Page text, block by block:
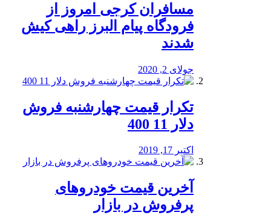
مسافران کرجی امروز از
فرودگاه پیام البرز راهی کیش
شدند
جولای 2, 2020
تکرار قیمت چهارشنبه فروش
دلار 11 400
اکتبر 17, 2019
آخرین قیمت خودرو‌های
پرفروش در بازار